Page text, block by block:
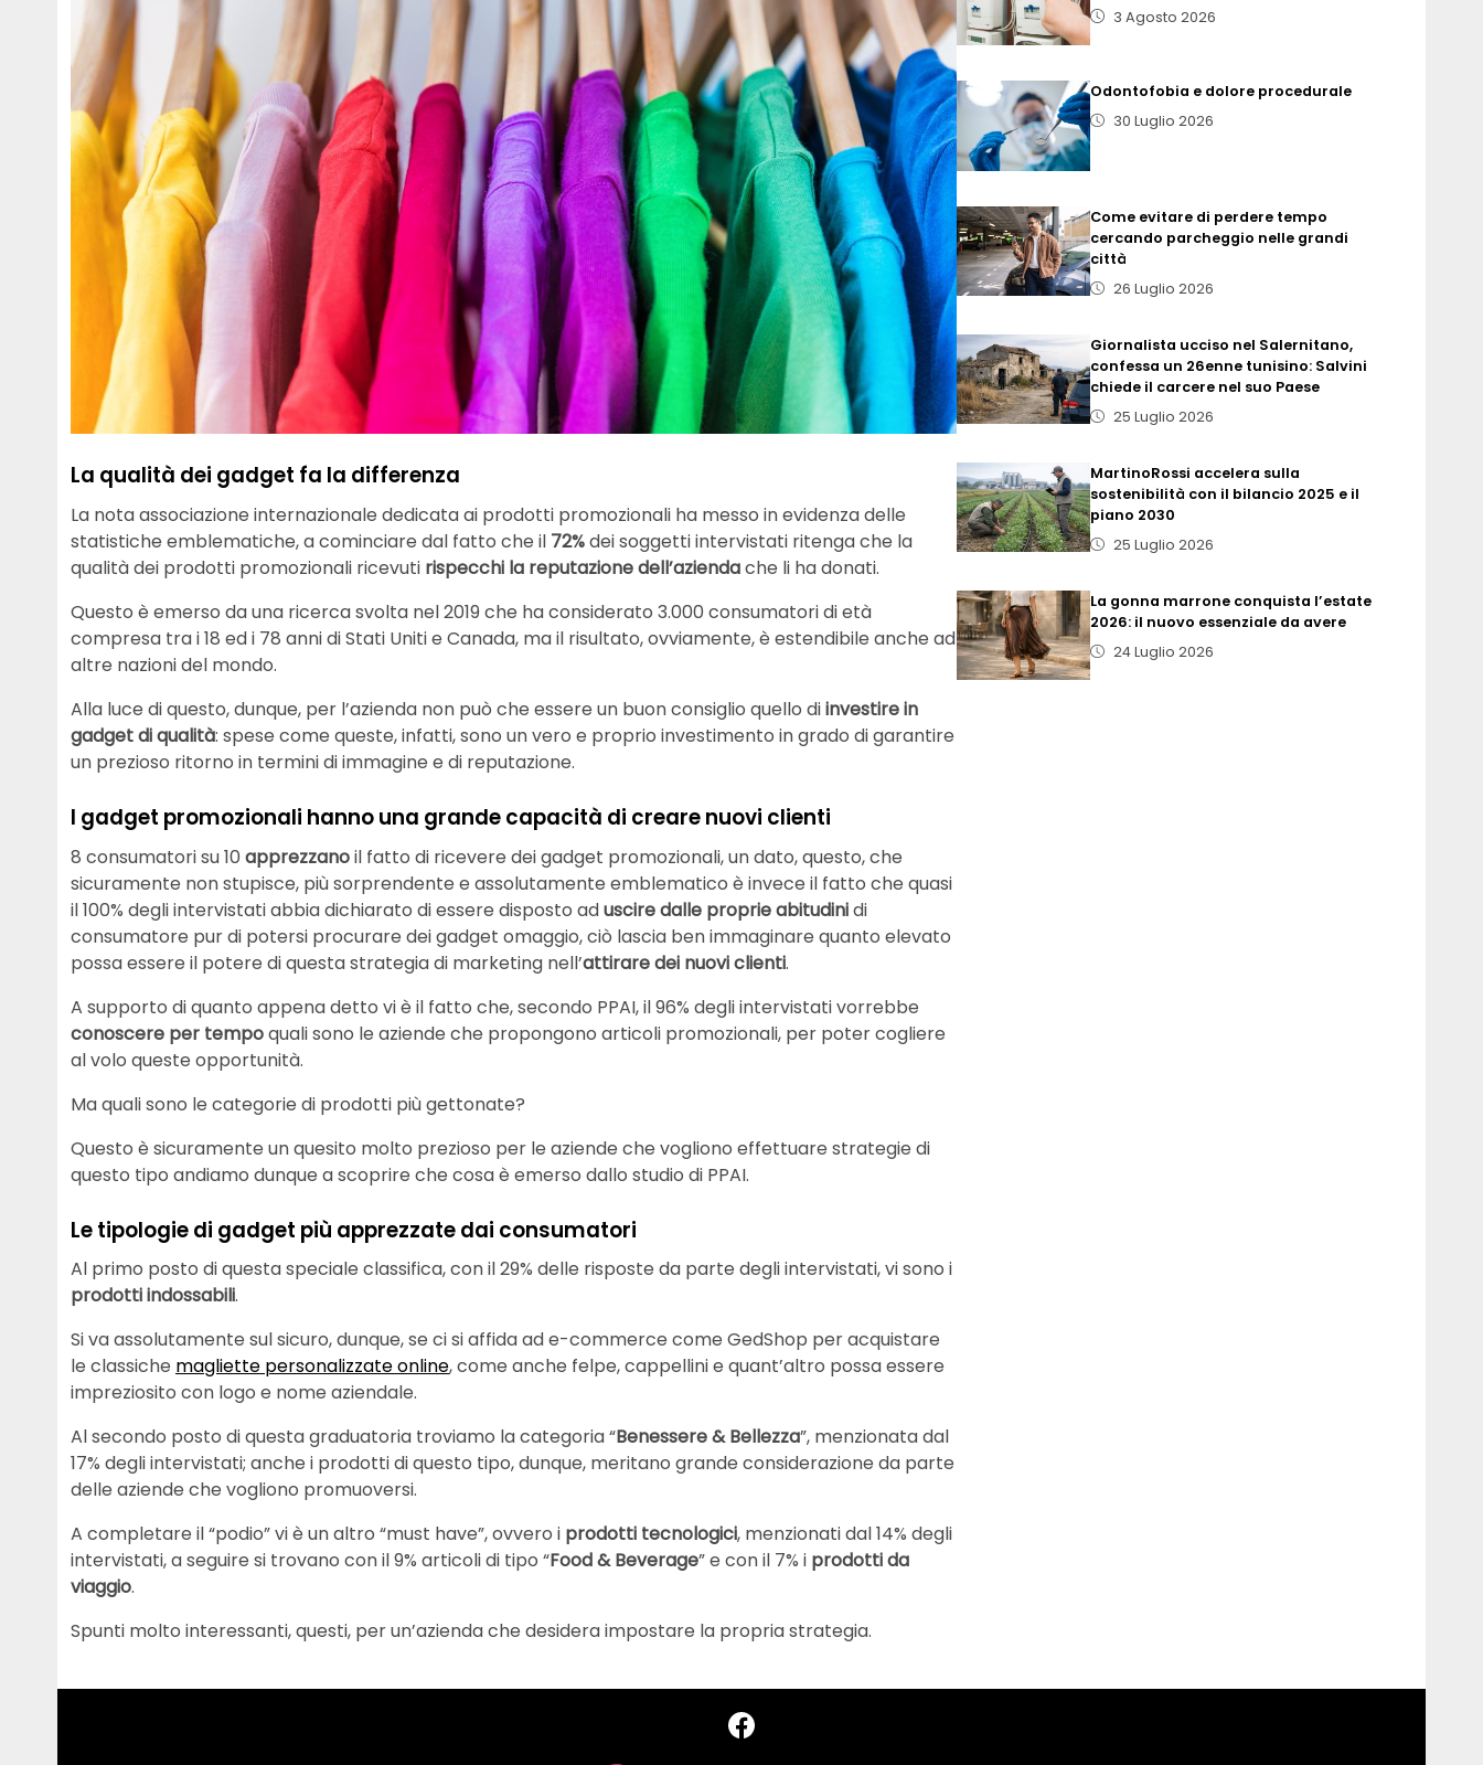
La qualità dei gadget fa la differenza
La nota associazione internazionale dedicata ai prodotti promozionali ha messo in evidenza delle
statistiche emblematiche, a cominciare dal fatto che il 72%dei soggetti intervistati ritenga che la
qualità dei prodotti promozionali ricevuti rispecchi la reputazione dell’aziendache li ha donati.
Questo è emerso da una ricerca svolta nel 2019 che ha considerato 3.000 consumatori di età
compresa tra i 18 ed i 78 anni di Stati Uniti e Canada, ma il risultato, ovviamente, è estendibile anche ad
altre nazioni del mondo.
Alla luce di questo, dunque, per l’azienda non può che essere un buon consiglio quello diinvestire in
gadget di qualità: spese come queste, infatti, sono un vero e proprio investimento in grado di garantire
un prezioso ritorno in termini di immagine e di reputazione.
I gadget promozionali hanno una grande capacità di creare nuovi clienti
8 consumatori su 10 apprezzanoil fatto di ricevere dei gadget promozionali, un dato, questo, che
sicuramente non stupisce, più sorprendente e assolutamente emblematico è invece il fatto che quasi
il 100% degli intervistati abbia dichiarato di essere disposto aduscire dalle proprie abitudinidi
consumatore pur di potersi procurare dei gadget omaggio, ciò lascia ben immaginare quanto elevato
possa essere il potere di questa strategia di marketing nell’attirare dei nuovi clienti.
A supporto di quanto appena detto vi è il fatto che, secondo PPAI, il 96% degli intervistati vorrebbe
conoscere per tempoquali sono le aziende che propongono articoli promozionali, per poter cogliere
al volo queste opportunità.
Ma quali sono le categorie di prodotti più gettonate?
Questo è sicuramente un quesito molto prezioso per le aziende che vogliono effettuare strategie di
questo tipo andiamo dunque a scoprire che cosa è emerso dallo studio di PPAI.
Le tipologie di gadget più apprezzate dai consumatori
Al primo posto di questa speciale classifica, con il 29% delle risposte da parte degli intervistati, vi sono i
prodotti indossabili.
Si va assolutamente sul sicuro, dunque, se ci si affida ad e-commerce come GedShop per acquistare
le classiche magliette personalizzate online, come anche felpe, cappellini e quant’altro possa essere
impreziosito con logo e nome aziendale.
Al secondo posto di questa graduatoria troviamo la categoria “Benessere & Bellezza”, menzionata dal
17% degli intervistati; anche i prodotti di questo tipo, dunque, meritano grande considerazione da parte
delle aziende che vogliono promuoversi.
A completare il “podio” vi è un altro “must have”, ovvero i prodotti tecnologici, menzionati dal 14% degli
intervistati, a seguire si trovano con il 9% articoli di tipo “Food & Beverage” e con il 7% i prodotti da
viaggio.
Spunti molto interessanti, questi, per un’azienda che desidera impostare la propria strategia.
3 Agosto 2026
Odontofobia e dolore procedurale
30 Luglio 2026
Come evitare di perdere tempo
cercando parcheggio nelle grandi
città
26 Luglio 2026
Giornalista ucciso nel Salernitano,
confessa un 26enne tunisino: Salvini
chiede il carcere nel suo Paese
25 Luglio 2026
MartinoRossi accelera sulla
sostenibilità con il bilancio 2025 e il
piano 2030
25 Luglio 2026
La gonna marrone conquista l’estate
2026: il nuovo essenziale da avere
24 Luglio 2026